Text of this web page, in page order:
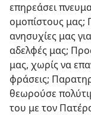
επηρεάσει
ομοπίστους μας;
ανησυχίες μας
αδελφές μας;
μας, χωρίς να
φράσεις;
θεωρούσε
του με τον